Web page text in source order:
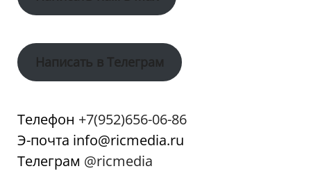
Написать в Телеграм
Телефон +7(952)656-06-86
Э-почта info@ricmedia.ru
Телеграм @ricmedia